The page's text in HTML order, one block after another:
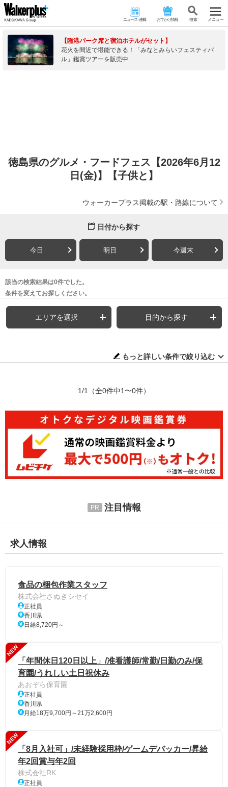
ニュース･連載 おでかけ情報 検 索 メニュー
【臨港パーク席と宿泊ホテルがセット】
花火を間近で堪能できる！「みなとみらいフェスティバ
ル」鑑賞ツアーを販売中
徳島県のグルメ・フードフェス【2026年6月12
日(金)】【子供と】
ウォーカープラス掲載の駅・路線について
日付から探す
今日 明日 今週末
該当の検索結果は0件でした。
条件を変えてお探しください。
エリアを選択 目的から探す
もっと詳しい条件で絞り込む
1/1 （全0件中1〜0件）
注目情報
求人情報
食品の梱包作業スタッフ
株式会社さぬきシセイ
正社員
香川県
日給8,720円～
NEW
「年間休日120日以上」/准看護師/常勤/日勤のみ/保
育園/うれしい土日祝休み
あおぞら保育園
正社員
香川県
月給18万9,700円～21万2,600円
NEW
「8月入社可」/未経験採用枠/ゲームデバッカー/昇給
年2回賞与年2回
株式会社RK
正社員